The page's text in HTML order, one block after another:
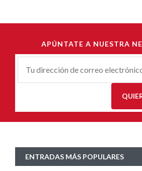
APÚNTATE A NUESTRA
Correu-
ENTRADAS MÁS POPULARES